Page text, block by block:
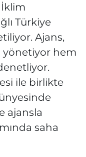
İklim
Türkiye
Ajans,
yönetiyor hem
ile birlikte
ajansla
saha